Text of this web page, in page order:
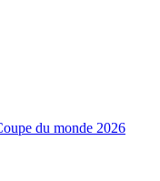
du monde 2026